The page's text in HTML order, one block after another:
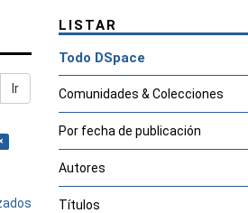
Ir
LISTAR
Todo DSpace
Comunidades & Colecciones
Por fecha de publicación
Autores
Títulos